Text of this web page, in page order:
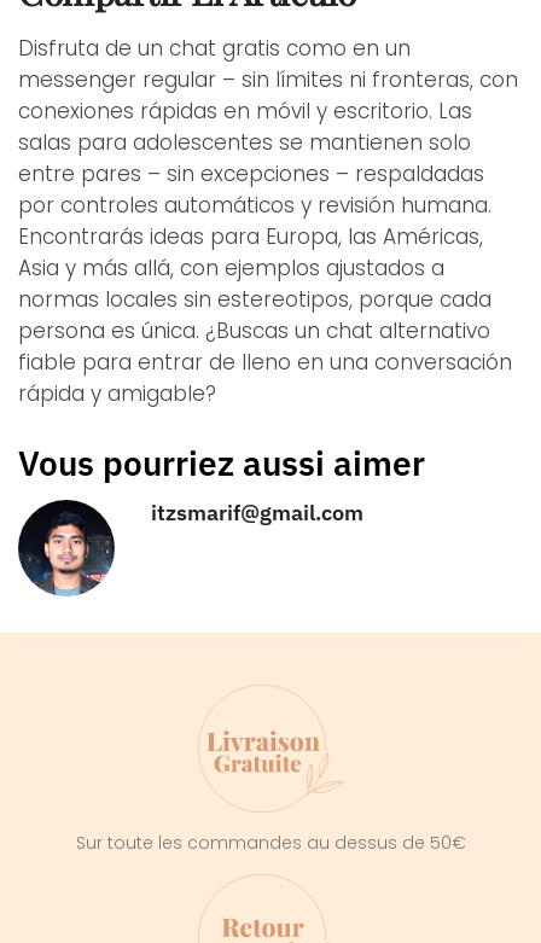
Disfruta de un chat gratis como en un
messenger regular – sin límites ni fronteras, con
conexiones rápidas en móvil y escritorio. Las
salas para adolescentes se mantienen solo
entre pares – sin excepciones – respaldadas
por controles automáticos y revisión humana.
Encontrarás ideas para Europa, las Américas,
Asia y más allá, con ejemplos ajustados a
normas locales sin estereotipos, porque cada
persona es única. ¿Buscas un chat alternativo
fiable para entrar de lleno en una conversación
rápida y amigable?
Vous pourriez aussi aimer
itzsmarif@gmail.com
Sur toute les commandes au dessus de 50€